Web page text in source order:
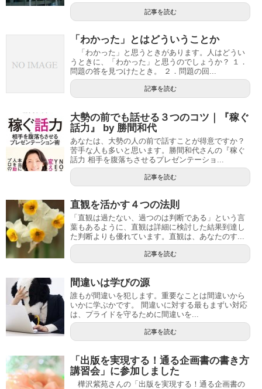
記事を読む
「わかった」とはどういうことか
「わかった」と思うときがあります。人はどうい
うときに、「わかった」と思うのでしょうか？ １．
問題の答を見つけたとき。 ２．問題の回...
記事を読む
大勢の前でも話せる３つのコツ｜『稼ぐ
話力』 by 勝間和代
あなたは、大勢の人の前で話すことが得意ですか？
苦手な人も多いと思います。勝間和代さんの『稼ぐ
話力 相手を腹落ちさせるプレゼンテーショ...
記事を読む
直観を活かす４つの法則
「直観は過たない、過つのは判断である」という言
葉もあるように、直観は詳細に検討した結果到達し
た判断よりも優れています。直観は、あなたのす...
記事を読む
間違いは学びの源
誰もが間違いを犯します。重要なことは間違いから
いかに学ぶかです。 間違いに対する最もまずい対応
は、プライドを守るために間違いを...
記事を読む
「出版を実現する！通る企画書の書き方
講習会」に参加しました
樺沢紫苑さんの「出版を実現する！通る企画書の